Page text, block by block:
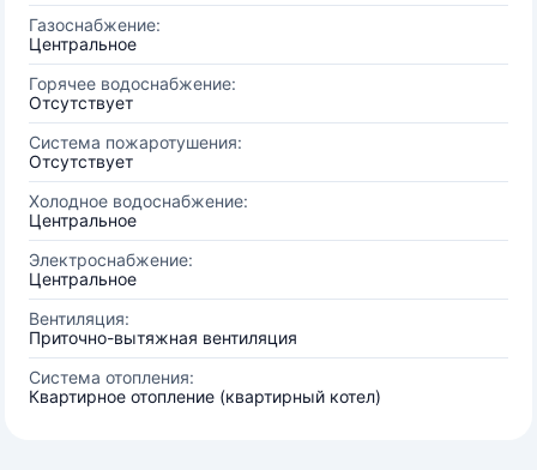
Газоснабжение:
Центральное
Горячее водоснабжение:
Отсутствует
Система пожаротушения:
Отсутствует
Холодное водоснабжение:
Центральное
Электроснабжение:
Центральное
Вентиляция:
Приточно-вытяжная вентиляция
Система отопления:
Квартирное отопление (квартирный котел)